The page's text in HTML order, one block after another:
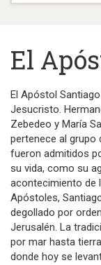
El
El Apóstol
Jesucristo.
Zebedeo y María
pertenece al grupo
fueron admitidos
su vida, como su
acontecimiento de
Apóstoles,
degollado por
Jerusalén. La
por mar hasta
donde hoy se